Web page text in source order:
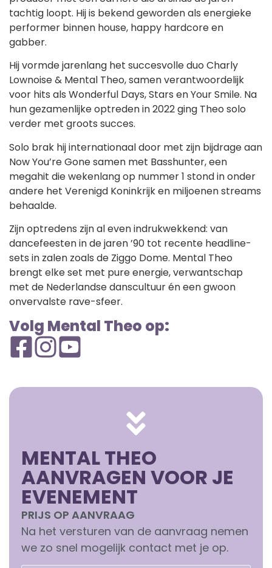
tachtig loopt. Hij is bekend geworden als energieke
performer binnen house, happy hardcore en
gabber.
Hij vormde jarenlang het succesvolle duo Charly
Lownoise & Mental Theo, samen verantwoordelijk
voor hits als Wonderful Days, Stars en Your Smile. Na
hun gezamenlijke optreden in 2022 ging Theo solo
verder met groots succes.
Solo brak hij internationaal door met zijn bijdrage aan
Now You’re Gone samen met Basshunter, een
megahit die wekenlang op nummer 1 stond in onder
andere het Verenigd Koninkrijk en miljoenen streams
behaalde.
Zijn optredens zijn al even indrukwekkend: van
dancefeesten in de jaren ’90 tot recente headline-
sets in zalen zoals de Ziggo Dome. Mental Theo
brengt elke set met pure energie, verwantschap
met de Nederlandse danscultuur én een gwoon
onvervalste rave-sfeer.
Volg Mental Theo op:
MENTAL THEO
AANVRAGEN VOOR JE
EVENEMENT
PRIJS OP AANVRAAG
Na het versturen van de aanvraag nemen
we zo snel mogelijk contact met je op.